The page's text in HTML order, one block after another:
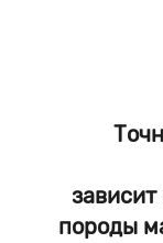
Покрытие
породы